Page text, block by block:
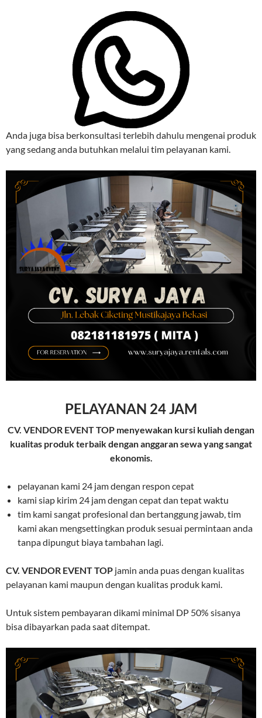
Anda juga bisa berkonsultasi terlebih dahulu mengenai produk
yang sedang anda butuhkan melalui tim pelayanan kami.
PELAYANAN 24 JAM
CV. VENDOR EVENT TOP menyewakan kursi kuliah dengan
kualitas produk terbaik dengan anggaran sewa yang sangat
ekonomis.
pelayanan kami 24 jam dengan respon cepat
kami siap kirim 24 jam dengan cepat dan tepat waktu
tim kami sangat profesional dan bertanggung jawab, tim
kami akan mengsettingkan produk sesuai permintaan anda
tanpa dipungut biaya tambahan lagi.
CV. VENDOR EVENT TOP jamin anda puas dengan kualitas
pelayanan kami maupun dengan kualitas produk kami.
Untuk sistem pembayaran dikami minimal DP 50% sisanya
bisa dibayarkan pada saat ditempat.